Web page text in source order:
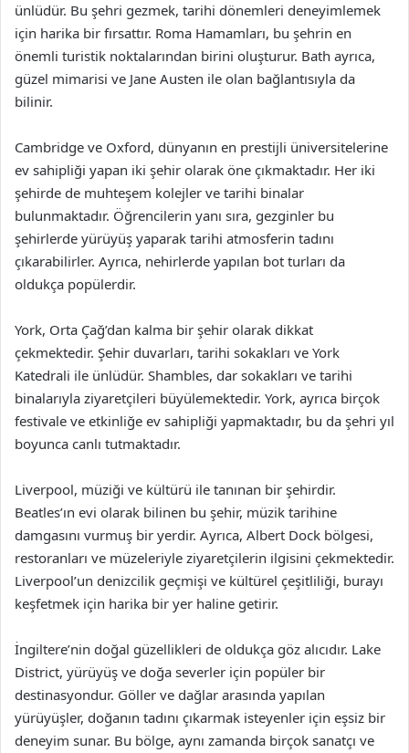
ünlüdür. Bu şehri gezmek, tarihi dönemleri deneyimlemek
için harika bir fırsattır. Roma Hamamları, bu şehrin en
önemli turistik noktalarından birini oluşturur. Bath ayrıca,
güzel mimarisi ve Jane Austen ile olan bağlantısıyla da
bilinir.
Cambridge ve Oxford, dünyanın en prestijli üniversitelerine
ev sahipliği yapan iki şehir olarak öne çıkmaktadır. Her iki
şehirde de muhteşem kolejler ve tarihi binalar
bulunmaktadır. Öğrencilerin yanı sıra, gezginler bu
şehirlerde yürüyüş yaparak tarihi atmosferin tadını
çıkarabilirler. Ayrıca, nehirlerde yapılan bot turları da
oldukça popülerdir.
York, Orta Çağ’dan kalma bir şehir olarak dikkat
çekmektedir. Şehir duvarları, tarihi sokakları ve York
Katedrali ile ünlüdür. Shambles, dar sokakları ve tarihi
binalarıyla ziyaretçileri büyülemektedir. York, ayrıca birçok
festivale ve etkinliğe ev sahipliği yapmaktadır, bu da şehri yıl
boyunca canlı tutmaktadır.
Liverpool, müziği ve kültürü ile tanınan bir şehirdir.
Beatles’ın evi olarak bilinen bu şehir, müzik tarihine
damgasını vurmuş bir yerdir. Ayrıca, Albert Dock bölgesi,
restoranları ve müzeleriyle ziyaretçilerin ilgisini çekmektedir.
Liverpool’un denizcilik geçmişi ve kültürel çeşitliliği, burayı
keşfetmek için harika bir yer haline getirir.
İngiltere’nin doğal güzellikleri de oldukça göz alıcıdır. Lake
District, yürüyüş ve doğa severler için popüler bir
destinasyondur. Göller ve dağlar arasında yapılan
yürüyüşler, doğanın tadını çıkarmak isteyenler için eşsiz bir
deneyim sunar. Bu bölge, aynı zamanda birçok sanatçı ve